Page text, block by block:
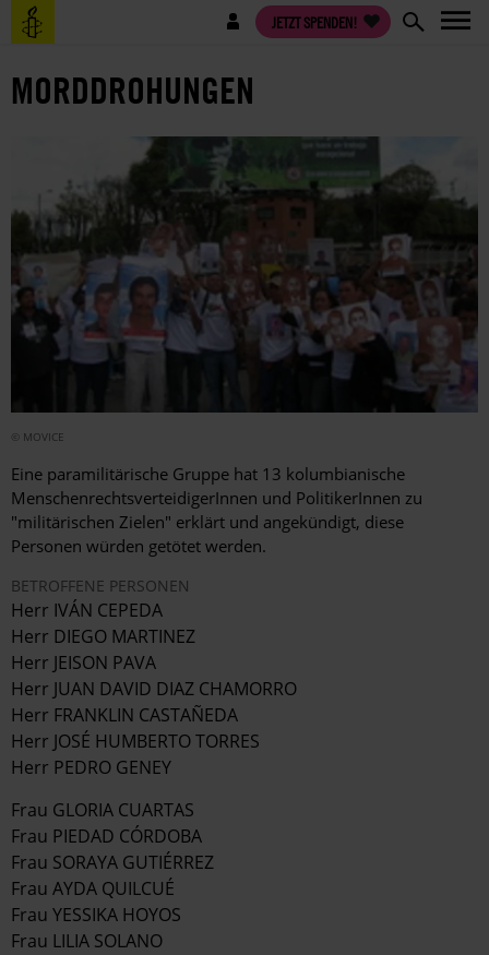
Direkt
zum
Benutzermenü JETZT SPENDEN!
MORDDROHUNGEN
© MOVICE
Eine paramilitärische Gruppe hat 13 kolumbianische
MenschenrechtsverteidigerInnen und PolitikerInnen zu
"militärischen Zielen" erklärt und angekündigt, diese
Personen würden getötet werden.
BETROFFENE PERSONEN
Herr IVÁN CEPEDA
Herr DIEGO MARTINEZ
Herr JEISON PAVA
Herr JUAN DAVID DIAZ CHAMORRO
Herr FRANKLIN CASTAÑEDA
Herr JOSÉ HUMBERTO TORRES
Herr PEDRO GENEY
Frau GLORIA CUARTAS
Frau PIEDAD CÓRDOBA
Frau SORAYA GUTIÉRREZ
Frau AYDA QUILCUÉ
Frau YESSIKA HOYOS
Frau LILIA SOLANO